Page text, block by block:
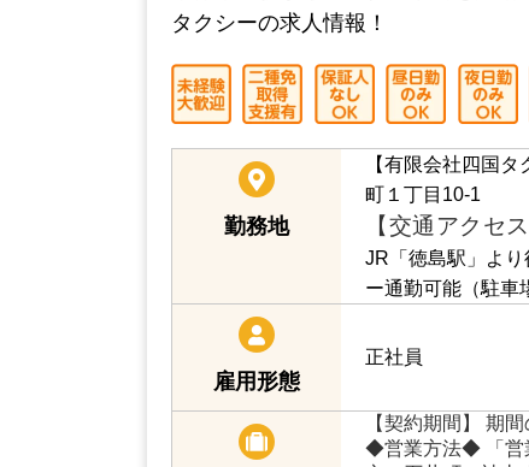
有限会社四国タクシー
業界未経験からのスタートでも月
タクシーの求人情報！
勤務地
町１丁目10-1
JR「徳島駅」よ
ー通勤可能（駐車